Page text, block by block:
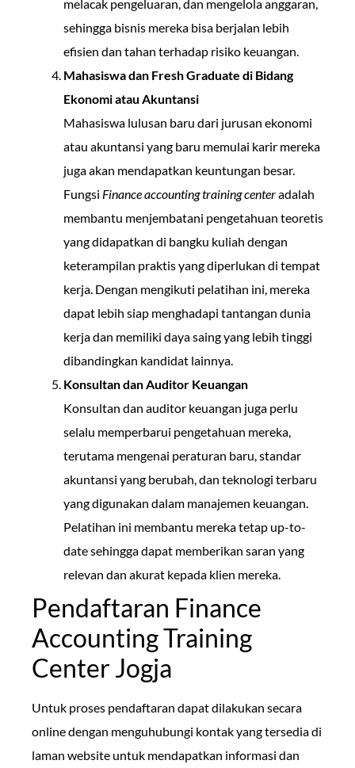
melacak pengeluaran, dan mengelola anggaran,
sehingga bisnis mereka bisa berjalan lebih
efisien dan tahan terhadap risiko keuangan.
Mahasiswa dan Fresh Graduate di Bidang
Ekonomi atau Akuntansi
Mahasiswa lulusan baru dari jurusan ekonomi
atau akuntansi yang baru memulai karir mereka
juga akan mendapatkan keuntungan besar.
Fungsi Finance accounting training centeradalah
membantu menjembatani pengetahuan teoretis
yang didapatkan di bangku kuliah dengan
keterampilan praktis yang diperlukan di tempat
kerja. Dengan mengikuti pelatihan ini, mereka
dapat lebih siap menghadapi tantangan dunia
kerja dan memiliki daya saing yang lebih tinggi
dibandingkan kandidat lainnya.
Konsultan dan Auditor Keuangan
Konsultan dan auditor keuangan juga perlu
selalu memperbarui pengetahuan mereka,
terutama mengenai peraturan baru, standar
akuntansi yang berubah, dan teknologi terbaru
yang digunakan dalam manajemen keuangan.
Pelatihan ini membantu mereka tetap up-to-
date sehingga dapat memberikan saran yang
relevan dan akurat kepada klien mereka.
Pendaftaran Finance
Accounting Training
Center Jogja
Untuk proses pendaftaran dapat dilakukan secara
online dengan menguhubungi kontak yang tersedia di
laman website untuk mendapatkan informasi dan